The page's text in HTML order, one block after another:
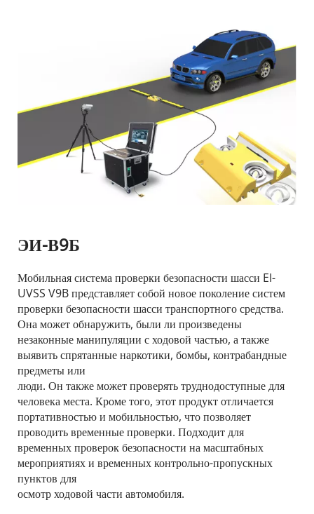
ЭИ-В9Б
Мобильная система проверки безопасности шасси EI-
UVSS V9B представляет собой новое поколение систем
проверки безопасности шасси транспортного средства.
Она может обнаружить, были ли произведены
незаконные манипуляции с ходовой частью, а также
выявить спрятанные наркотики, бомбы, контрабандные
предметы или
люди. Он также может проверять труднодоступные для
человека места. Кроме того, этот продукт отличается
портативностью и мобильностью, что позволяет
проводить временные проверки. Подходит для
временных проверок безопасности на масштабных
мероприятиях и временных контрольно-пропускных
пунктов для
осмотр ходовой части автомобиля.